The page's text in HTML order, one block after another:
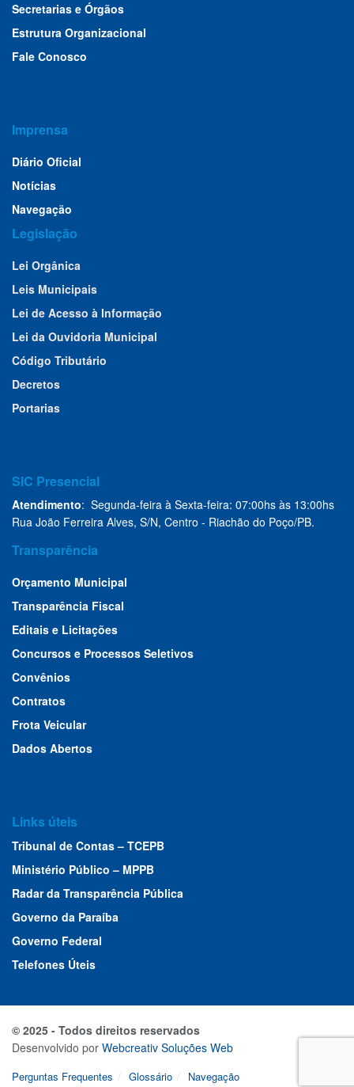
Secretarias e Órgãos
Estrutura Organizacional
Fale Conosco
Imprensa
Diário Oficial
Notícias
Navegação
Legislação
Lei Orgânica
Leis Municipais
Lei de Acesso à Informação
Lei da Ouvidoria Municipal
Código Tributário
Decretos
Portarias
SIC Presencial
Atendimento: Segunda-feira à Sexta-feira: 07:00hs às 13:00hs
Rua João Ferreira Alves, S/N, Centro - Riachão do Poço/PB.
Transparência
Orçamento Municipal
Transparência Fiscal
Editais e Licitações
Concursos e Processos Seletivos
Convênios
Contratos
Frota Veicular
Dados Abertos
Links úteis
Tribunal de Contas – TCEPB
Ministério Público – MPPB
Radar da Transparência Pública
Governo da Paraíba
Governo Federal
Telefones Úteis
© 2025 - Todos direitos reservados
Desenvolvido por Webcreativ Soluções Web
Perguntas Frequentes Glossário Navegação